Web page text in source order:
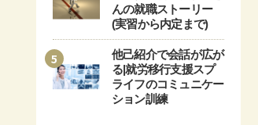
んの就職ストーリー
(実習から内定まで)
5
他己紹介で会話が広が
る|就労移行支援スプ
ライフのコミュニケー
ション訓練